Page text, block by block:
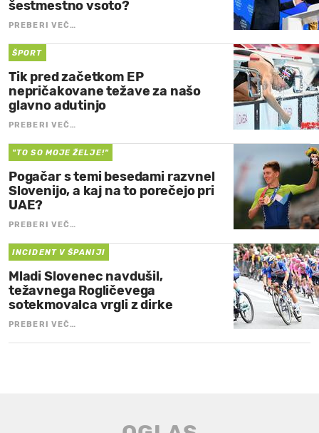
šestmestno vsoto?
PREBERI VEČ…
ŠPORT
Tik pred začetkom EP
nepričakovane težave za našo
glavno adutinjo
PREBERI VEČ…
"TO SO MOJE ŽELJE!"
Pogačar s temi besedami razvnel
Slovenijo, a kaj na to porečejo pri
UAE?
PREBERI VEČ…
INCIDENT V ŠPANIJI
Mladi Slovenec navdušil,
težavnega Rogličevega
sotekmovalca vrgli z dirke
PREBERI VEČ…